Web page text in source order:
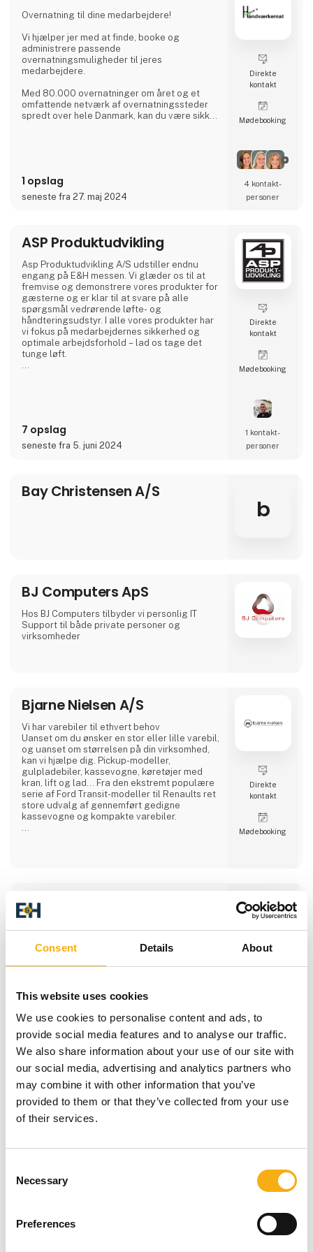
Consent Details About
This website uses cookies
We use cookies to personalise content and ads, to
provide social media features and to analyse our traffic.
We also share information about your use of our site with
our social media, advertising and analytics partners who
may combine it with other information that you’ve
provided to them or that they’ve collected from your use
of their services.
Selection
Necessary
Preferences
Overnatning til dine medarbejdere!
Vi hjælper jer med at finde, booke og
administrere passende
overnatningsmuligheder til jeres
medarbejdere.
Med 80.000 overnatninger om året og et
omfattende netværk af overnatningssteder
spredt over hele Danmark, kan du være sikker
1 opslag
seneste fra 27. maj 2024
Direkte
kontakt
Møde­booking
4 kontakt­
personer
ASP Produktudvikling
Asp Produktudvikling A/S udstiller endnu
engang på E&H messen. Vi glæder os til at
fremvise og demonstrere vores produkter for
gæsterne og er klar til at svare på alle
spørgsmål vedrørende løfte- og
håndteringsudstyr. I alle vores produkter har
vi fokus på medarbejdernes sikkerhed og
optimale arbejdsforhold – lad os tage det
tunge løft.
køre rundt i hele landet og fremviser vores
produkter.
7 opslag
seneste fra 5. juni 2024
Direkte
kontakt
Møde­booking
1 kontakt­
personer
Bay Christensen A/S
b
BJ Computers ApS
Hos BJ Computers tilbyder vi personlig IT
Support til både private personer og
virksomheder
Bjarne Nielsen A/S
Vi har varebiler til ethvert behov
Uanset om du ønsker en stor eller lille varebil,
og uanset om størrelsen på din virksomhed,
kan vi hjælpe dig. Pickup-modeller,
gulpladebiler, kassevogne, køretøjer med
kran, lift og lad... Fra den ekstremt populære
serie af Ford Transit-modeller til Renaults ret
store udvalg af gennemført gedigne
kassevogne og kompakte varebiler.
behovspyramiden - uanset om det er den lille
enkeltmandsvirksomhed, der blot skal bruge
en F
Direkte
kontakt
Møde­booking
bott-danmark a/s
b
Brdr. Holst Sørensen A/S
Vi importerer, sælger og servicerer
landbrugs- og entreprenørmaskiner. Med et
Sverige betjener vi både bygge- og
anlægsbranchen samt landbruget, fra lokale
medarbejdere, der håndterer salg, service,
reparation og reservedelssalg.
personer
A/S